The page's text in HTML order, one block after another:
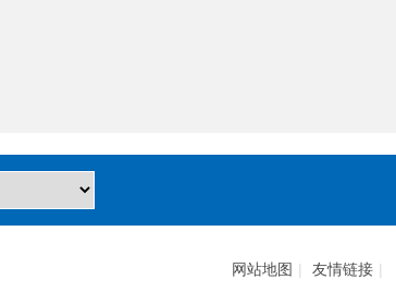
网站地图 | 友情链接 |